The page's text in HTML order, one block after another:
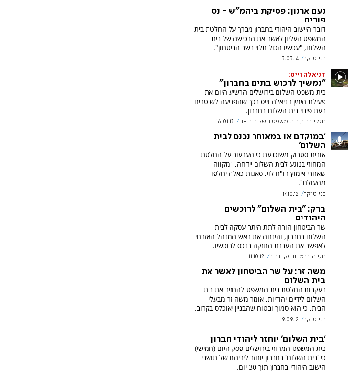
נעם ארנון: פסיקת ביהמ"ש - נס
פורים
דובר היישוב היהודי בחברון מברך על החלטת בית
המשפט העליון לאשר את הרכישה של בית
השלום, "עכשיו הכול תלוי בשר הביטחון".
בני טוקר 13.03.14
דניאלה וייס:
"נמשיך לרכוש בתים בחברון"
בית משפט השלום בירושלים הרשיע היום את
פעילת הימין דניאלה וייס בכך שהפריעה לשוטרים
בעת פינוי בית השלום בחברון.
חזקי ברוך, בית משפט השלום בי-ם 16.01.13
'במוקדם או במאוחר נכנס לבית
השלום'
אורית סטרוק משוכנעת כי הערעור על החלטת
המחוזי בנוגע לבית השלום יידחה, "מקווה
שאחרי אימוץ דו"ח לוי, סאגות כאלה יחלפו
מהעולם".
בני טוקר 17.10.12
ברק: "בית השלום" לרוכשים
היהודים
שר הביטחון הורה לתת היתר עסקה לבית
השלום בחברון, והינחה את ראש המנהל האזרחי
לאפשר את העברת החזקה בנכס לרוכשיו.
חגי הוברמן וחזקי ברוך 11.10.12
משה זר: על שר הביטחון לאשר את
בית השלום
בעקבות החלטת בית המשפט להחזיר את בית
השלום לידיים יהודיות, אומר משה זר מבעלי
הבית, כי הוא סמוך ובטוח שהבניין יאוכלס בקרוב.
בני טוקר 19.09.12
'בית השלום' יוחזר ליהודי חברון
בית המשפט המחוזי בירושלים פסק היום (חמישי)
כי 'בית השלום' בחברון יוחזר לידיהם של תושבי
הישוב היהודי בחברון תוך 30 יום.